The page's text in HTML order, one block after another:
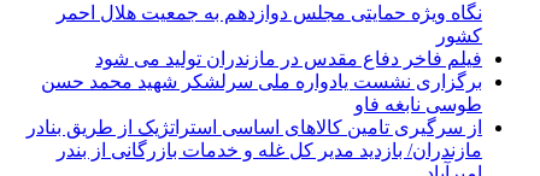
نگاه ویژه حمایتی مجلس دوازدهم به جمعیت هلال احمر
کشور
فیلم فاخر دفاع مقدس در مازندران تولید می شود
برگزاری نشست یادواره ملی سرلشکر شهید محمد حسن
طوسی نابغه فاو
از سرگیری تامین کالاهای اساسی استراتژیک از طریق بنادر
مازندران/ بازدید مدیر کل غله و خدمات بازرگانی از بندر